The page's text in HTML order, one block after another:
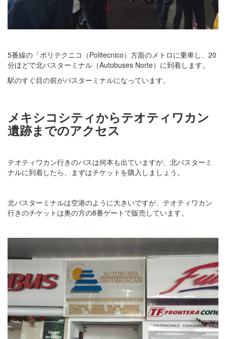
5番線の「ポリテクニコ（Politecnico）方面のメトロに乗車し、20
分ほどで北バスターミナル（Autobuses Norte）に到着します。
駅のすぐ目の前がバスターミナルになっています。
メキシコシティからテオティワカン
遺跡までのアクセス
テオティワカン行きのバスは何本も出ていますが、北バスターミ
ナルに到着したら、まずはチケットを購入しましょう。
北バスターミナルは空港のように大きいですが、テオティワカン
行きのチケットは奥の方の8番ゲートで販売しています。